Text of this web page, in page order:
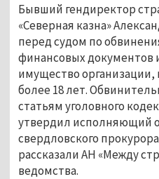
Бывший гендиректор
«Северная казна»
перед судом по
финансовых документов
имущество организации,
более 18 лет.
статьям уголовного
утвердил исполняющий
свердловского
рассказали АН «Между
ведомства.